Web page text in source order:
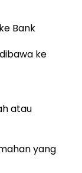
Bank
ke
atau
yang